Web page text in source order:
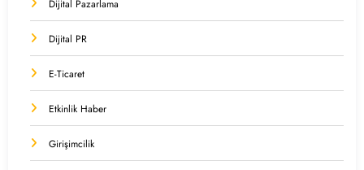
Dijital Pazarlama
Dijital PR
E-Ticaret
Etkinlik Haber
Girişimcilik